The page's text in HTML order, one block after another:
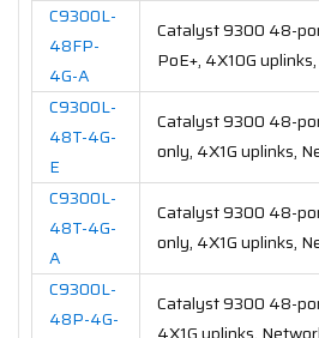
C9300L-
48FP-
4G-A
Catalyst 9300 48-
PoE+, 4X10G
C9300L-
48T-4G-
E
Catalyst 9300 48-
only, 4X1G uplinks,
C9300L-
48T-4G-
A
Catalyst 9300 48-
only, 4X1G uplinks,
C9300L-
48P-4G-
Catalyst 9300 48-